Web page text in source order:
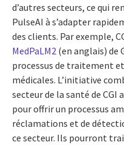
d’autres secteurs, ce qui
PulseAI à s’adapter
des clients. Par exemple,
MedPaLM2 (en anglais) de
processus de traitement
médicales. L’initiative
secteur de la santé de CGI
pour offrir un processus
réclamations et de
ce secteur. Ils pourront